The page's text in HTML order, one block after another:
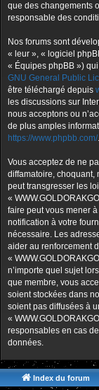
que des changements
responsable des
Nos forums sont
« leur », « logiciel
« Équipes phpBB »)
GNU General Public
être téléchargé depuis
les discussions sur
nous acceptons ou
de plus amples
https://www.phpbb.com/.
Vous acceptez de ne
diffamatoire, choquant,
peut transgresser les
«
faire peut vous mener
notification à votre
nécessaire. Les
aider au renforcement
«
n’importe quel sujet
que membre, vous
soient stockées dans
soient pas diffusées à
«
responsables en cas
données.
Index du forum